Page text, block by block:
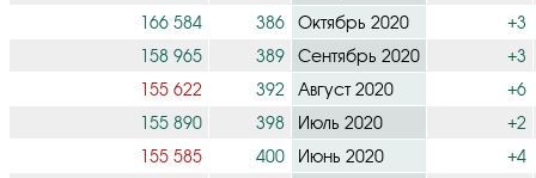
166 584
386 Октябрь 2020
+3
158 965
389 Сентябрь 2020
+3
155 622
392 Август 2020
+6
155 890
398 Июль 2020
+2
155 585
400 Июнь 2020
+4